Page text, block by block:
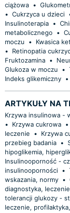
ciążowa •
• Cukrzyca u dzieci
Insulinoterapia •
metabolicznego
•
moczu
• Kwasica
•
Retinopatia
Fruktozamina •
Glukoza w moczu
•
Indeks glikemiczny •
ARTYKUŁY NA
Krzywa insulinowa -
•
Krzywa cukrowa •
leczenie
•
Krzywa
przebieg badania •
hipoglikemia,
Insulinooporność -
insulinooporności •
wskazania, normy •
diagnostyka,
tolerancji glukozy -
leczenie,